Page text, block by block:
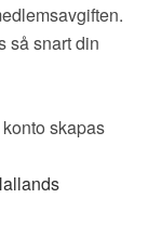
så snart din
skapas